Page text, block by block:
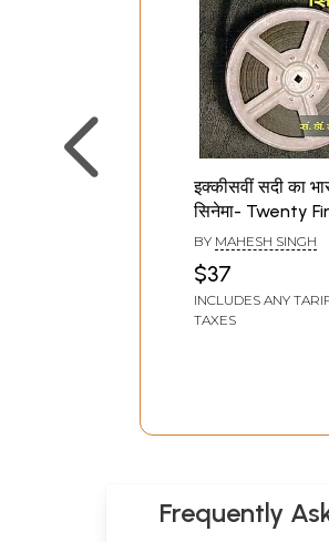
इक्कीसवीं सदी का
सिनेमा- Twenty
Century Indian
BY MAHESH SINGH
$37
INCLUDES ANY
TAXES
Frequently